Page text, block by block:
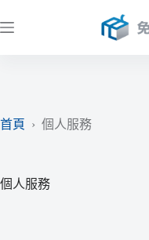
至
首頁
› 個人服務
個人服務